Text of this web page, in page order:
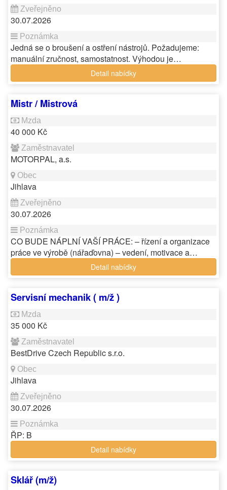
30.07.2026
Jedná se o broušení a ostření nástrojů. Požadujeme:
manuální zručnost, samostatnost. Výhodou je…
Detail nabídky
Mistr / Mistrová
40 000 Kč
MOTORPAL, a.s.
Jihlava
30.07.2026
CO BUDE NÁPLNÍ VAŠÍ PRÁCE: – řízení a organizace
práce ve výrobě (nářaďovna) – vedení, motivace a…
Detail nabídky
Servisní mechanik ( m/ž )
35 000 Kč
BestDrive Czech Republic s.r.o.
Jihlava
30.07.2026
ŘP: B
Detail nabídky
Sklář (m/ž)